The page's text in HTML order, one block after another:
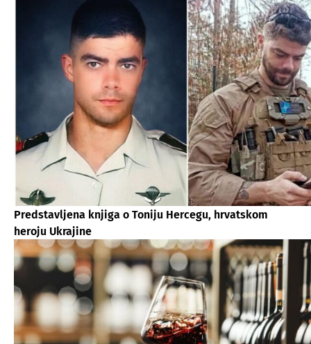
Predstavljena knjiga o Toniju Hercegu, hrvatskom
heroju Ukrajine